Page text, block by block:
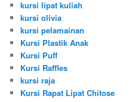
kursi lipat kuliah
kursi olivia
kursi pelamainan
Kursi Plastik Anak
Kursi Puff
Kursi Raffles
kursi raja
Kursi Rapat Lipat Chitose